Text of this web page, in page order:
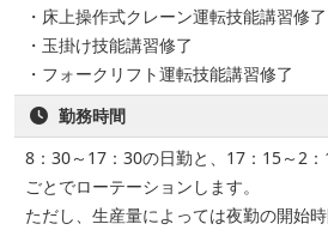
・床上操作式クレーン運転技能講習修了
・玉掛け技能講習修了
・フォークリフト運転技能講習修了
勤務時間
8：30～17：30の日勤と、17：15～2
ごとでローテーションします。
ただし、生産量によっては夜勤の開始